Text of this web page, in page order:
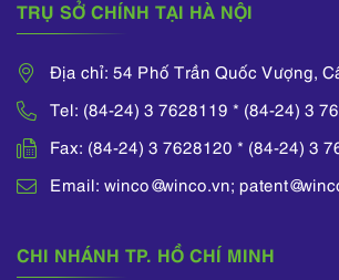
TRỤ SỞ CHÍNH TẠI HÀ NỘI
Địa chỉ: 54 Phố Trần Quốc Vượng,
Tel: (84-24) 3 7628119 * (84-24) 3
Fax: (84-24) 3 7628120 * (84-24) 3
Email: winco@winco.vn;
CHI NHÁNH TP. HỒ CHÍ MINH